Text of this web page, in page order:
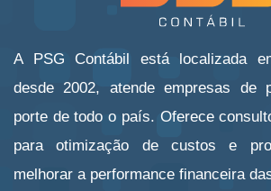
A PSG Contábil está localizada
desde 2002, atende empresas de
porte de todo o país. Oferece
para otimização de custos e
melhorar a performance financeira